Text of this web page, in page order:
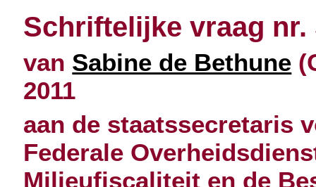
Schriftelijke vraag nr.
van Sabine de Bethune
2011
aan de staatssecretaris
Federale
Milieufiscaliteit en de